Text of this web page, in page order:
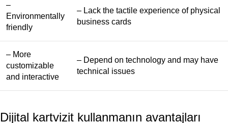
–
Environmentally
friendly
– Lack the tactile experience of physical
business cards
– More
customizable
and interactive
– Depend on technology and may have
technical issues
Dijital kartvizit kullanmanın avantajları